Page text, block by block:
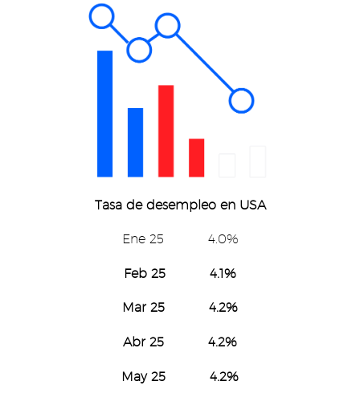
Tasa de desempleo en USA
Ene 25 4.0%
Feb 25 4.1%
Mar 25 4.2%
Abr 25 4.2%
May 25 4.2%